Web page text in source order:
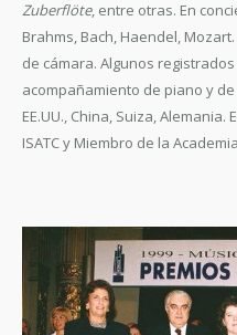
Zuberflöte, entre otras. En
Brahms, Bach, Haendel,
de cámara. Algunos
acompañamiento de piano y
EE.UU., China, Suiza,
ISATC y Miembro de la